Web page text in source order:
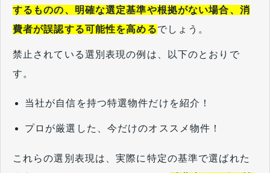
するものの、明確な選定基準や根拠がない場合、消
費者が誤認する可能性を高めるでしょう。
禁止されている選別表現の例は、以下のとおりで
す。
当社が自信を持つ特選物件だけを紹介！
プロが厳選した、今だけのオススメ物件！
これらの選別表現は、実際に特定の基準で選ばれた